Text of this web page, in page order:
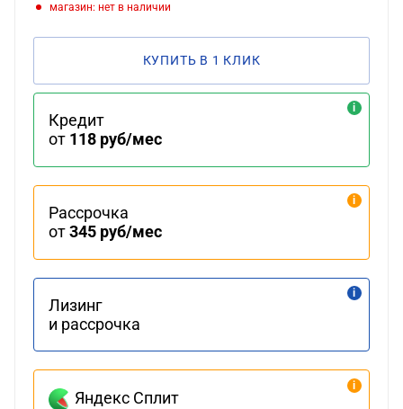
Магазин: нет в наличии
КУПИТЬ В 1 КЛИК
Кредит
от 118 руб/мес
Рассрочка
от345 руб/мес
Лизинг
и рассрочка
Яндекс Сплит